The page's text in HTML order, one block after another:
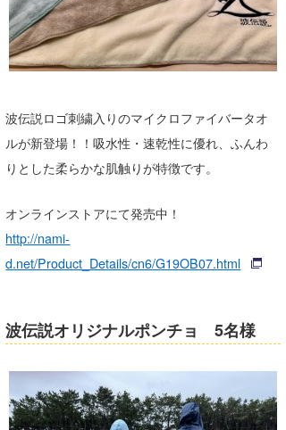
波伝説ロゴ刺繍入りのマイクロファイバータオ
ルが新登場！！吸水性・速乾性に優れ、ふんわ
りとした柔らかな肌触りが特徴です。
オンラインストアにて発売中！
http://nami-
d.net/Product_Details/cn6/G19OB07.html
波伝説オリジナルポンチョ 5名様